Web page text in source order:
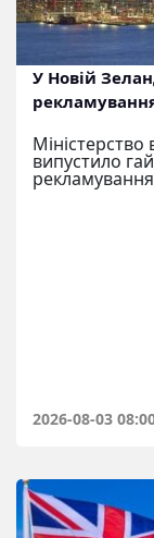
У Новій
Міністерство
випустило
рекламування
2026-08-03